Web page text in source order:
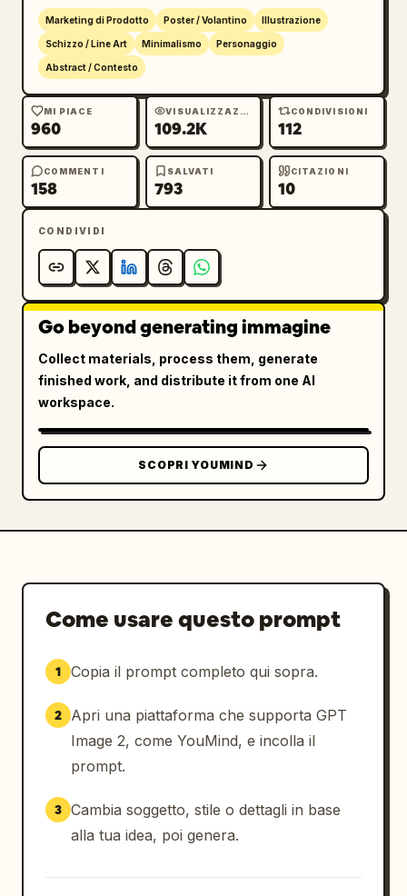
Marketing di Prodotto Poster / Volantino Illustrazione
Schizzo / Line Art Minimalismo Personaggio
Abstract / Contesto
MI PIACE
960
VISUALIZZAZIONI
109.2K
CONDIVISIONI
112
COMMENTI
158
SALVATI
793
CITAZIONI
10
CONDIVIDI
Go beyond generating immagine
Collect materials, process them, generate
finished work, and distribute it from one AI
workspace.
SCOPRI YOUMIND
Come usare questo prompt
1 Copia il prompt completo qui sopra.
2
Apri una piattaforma che supporta GPT
Image 2, come YouMind, e incolla il
prompt.
3 Cambia soggetto, stile o dettagli in base
alla tua idea, poi genera.